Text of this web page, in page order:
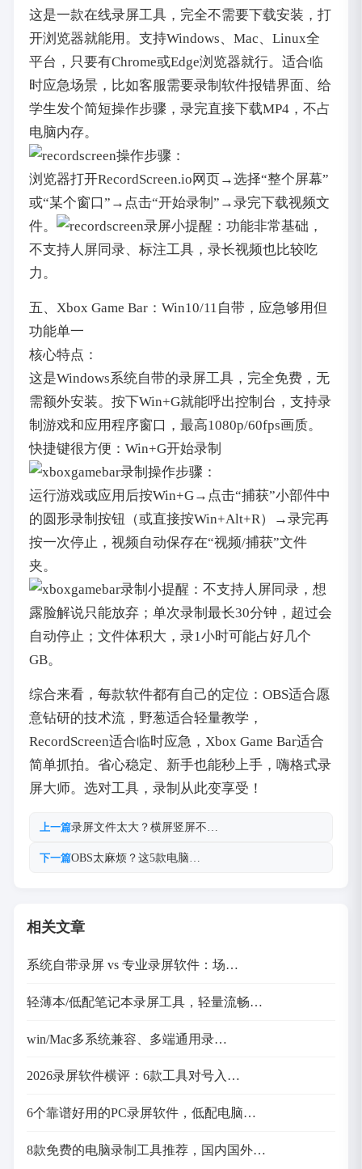
这是一款在线录屏工具，完全不需要下载安装，打
开浏览器就能用。支持Windows、Mac、Linux全
平台，只要有Chrome或Edge浏览器就行。适合临
时应急场景，比如客服需要录制软件报错界面、给
学生发个简短操作步骤，录完直接下载MP4，不占
电脑内存。
操作步骤：
浏览器打开RecordScreen.io网页→选择“整个屏幕”
或“某个窗口”→点击“开始录制”→录完下载视频文
件。
小提醒：功能非常基础，
不支持人屏同录、标注工具，录长视频也比较吃
力。
五、Xbox Game Bar：Win10/11自带，应急够用但
功能单一
核心特点：
这是Windows系统自带的录屏工具，完全免费，无
需额外安装。按下Win+G就能呼出控制台，支持录
制游戏和应用程序窗口，最高1080p/60fps画质。
快捷键很方便：Win+G开始录制
操作步骤：
运行游戏或应用后按Win+G→点击“捕获”小部件中
的圆形录制按钮（或直接按Win+Alt+R）→录完再
按一次停止，视频自动保存在“视频/捕获”文件
夹。
小提醒：不支持人屏同录，想
露脸解说只能放弃；单次录制最长30分钟，超过会
自动停止；文件体积大，录1小时可能占好几个
GB。
综合来看，每款软件都有自己的定位：OBS适合愿
意钻研的技术流，野葱适合轻量教学，
RecordScreen适合临时应急，Xbox Game Bar适合
简单抓拍。省心稳定、新手也能秒上手，嗨格式录
屏大师。选对工具，录制从此变享受！
上一篇录屏文件太大？横屏竖屏不…
下一篇OBS太麻烦？这5款电脑…
相关文章
系统自带录屏 vs 专业录屏软件：场…
轻薄本/低配笔记本录屏工具，轻量流畅…
win/Mac多系统兼容、多端通用录…
2026录屏软件横评：6款工具对号入…
6个靠谱好用的PC录屏软件，低配电脑…
8款免费的电脑录制工具推荐，国内国外…